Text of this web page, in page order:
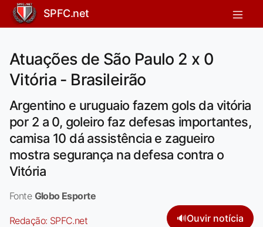
SPFC.net
Atuações de São Paulo 2 x 0
Vitória - Brasileirão
Argentino e uruguaio fazem gols da vitória
por 2 a 0, goleiro faz defesas importantes,
camisa 10 dá assistência e zagueiro
mostra segurança na defesa contra o
Vitória
Fonte Globo Esporte
Redação: SPFC.net 🔊Ouvir notícia